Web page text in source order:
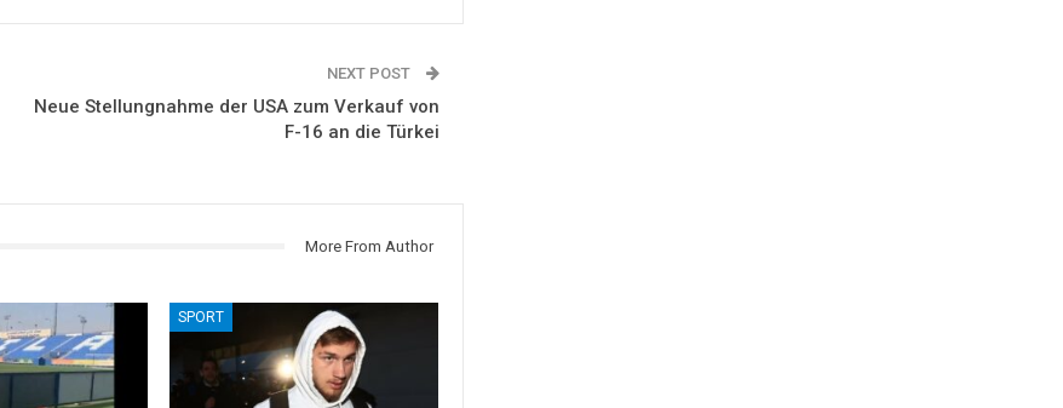
NEXT POST
Neue Stellungnahme der USA zum Verkauf von
F-16 an die Türkei
More From Author
SPORT